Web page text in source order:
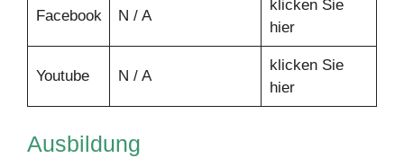
Facebook N / A
klicken Sie
hier
Youtube N / A
klicken Sie
hier
Ausbildung